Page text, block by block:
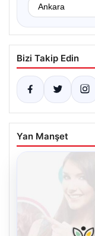
Bizi Takip Edin
Yan Manşet